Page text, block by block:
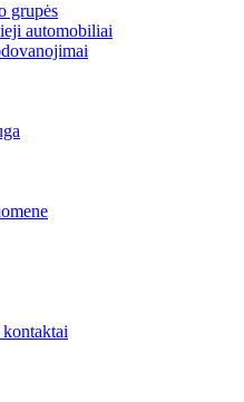
grupės
automobiliai